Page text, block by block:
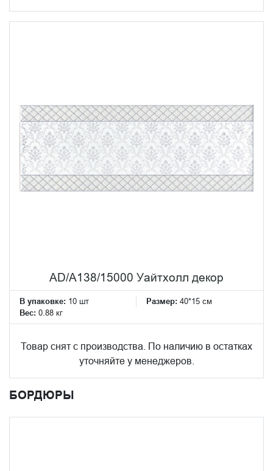
AD/A138/15000 Уайтхолл декор
В упаковке: 10 шт Размер: 40*15 см
Вес: 0.88 кг
Товар снят с производства. По наличию в остатках
уточняйте у менеджеров.
БОРДЮРЫ